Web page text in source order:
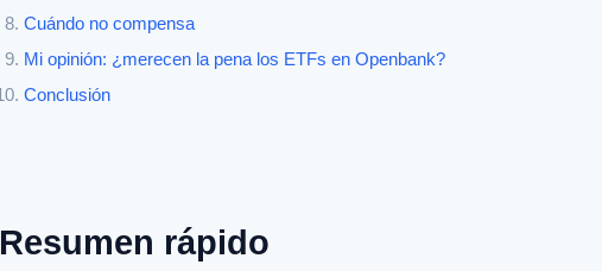
Cuándo no compensa
Mi opinión: ¿merecen la pena los ETFs en Openbank?
Conclusión
Resumen rápido